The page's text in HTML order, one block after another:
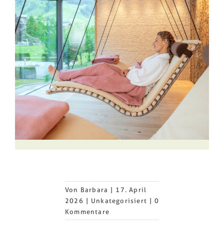
Von Barbara | 17. April
2026 | Unkategorisiert | 0
Kommentare